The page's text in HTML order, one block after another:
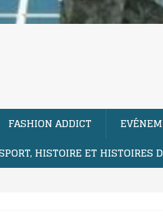
FASHION ADDICT
HISTOIRE ET HISTOIRES